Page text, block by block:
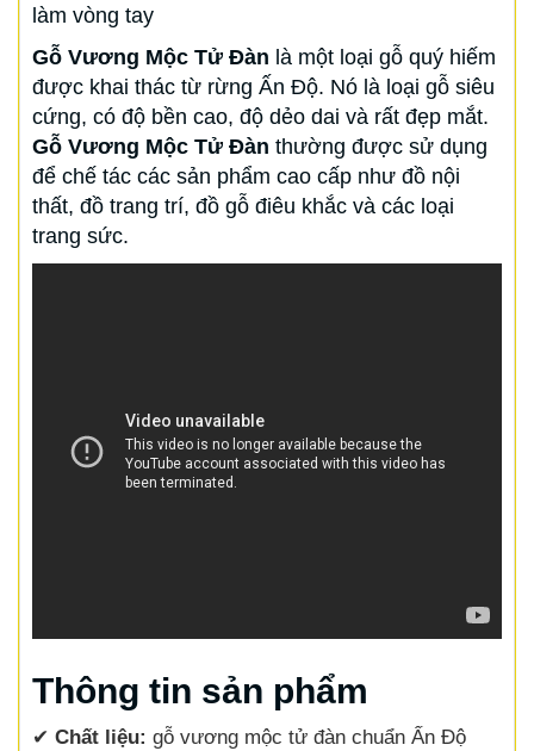
làm vòng tay
Gỗ Vương Mộc Tử Đàn là một loại gỗ quý hiếm
được khai thác từ rừng Ấn Độ. Nó là loại gỗ siêu
cứng, có độ bền cao, độ dẻo dai và rất đẹp mắt.
Gỗ Vương Mộc Tử Đàn thường được sử dụng
để chế tác các sản phẩm cao cấp như đồ nội
thất, đồ trang trí, đồ gỗ điêu khắc và các loại
trang sức.
Thông tin sản phẩm
✔ Chất liệu: gỗ vương mộc tử đàn chuẩn Ấn Độ